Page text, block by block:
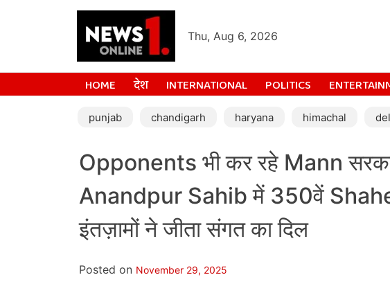
Thu, Aug 6, 2026
HOME देश INTERNATIONAL POLITICS
punjab chandigarh haryana himachal
Opponents भी कर रहे Mann
Anandpur Sahib में 350वें
इंतज़ामों ने जीता संगत का दिल
Posted on November 29, 2025